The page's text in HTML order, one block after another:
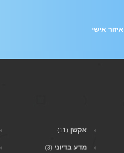
איזור אישי
אקשן (11)
מדע בדיוני (3)